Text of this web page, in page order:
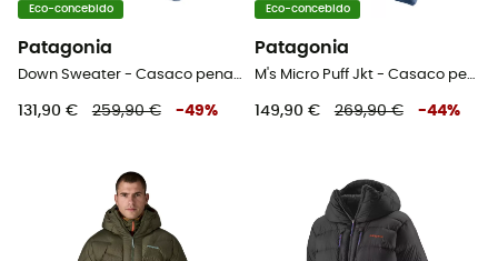
Eco-concebido
Patagonia
Down Sweater - Casaco penas mulher
131,90 € 259,90 € -49%
Eco-concebido
Patagonia
M's Micro Puff Jkt - Casaco penas homem
149,90 € 269,90 € -44%